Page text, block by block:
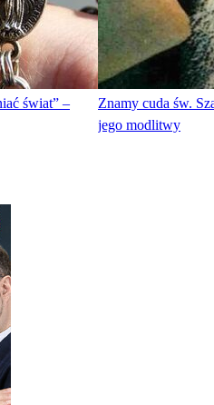
świat” –
Znamy cuda św.
jego modlitwy